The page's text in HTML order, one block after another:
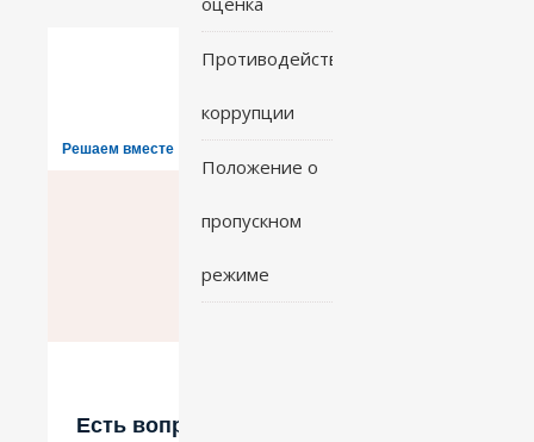
Решаем вместе
Есть вопрос?
Противодействие
коррупции
Положение о
пропускном
режиме